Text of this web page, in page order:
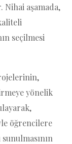
Nihai aşamada,
seçilmesi
yönelik
öğrencilere